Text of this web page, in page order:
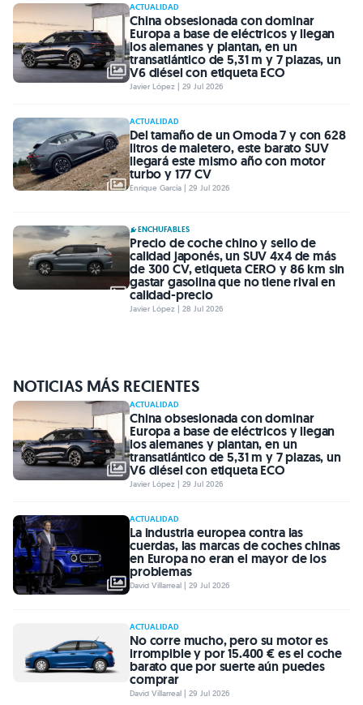
ACTUALIDAD
China obsesionada con dominar
Europa a base de eléctricos y llegan
los alemanes y plantan, en un
transatlántico de 5,31 m y 7 plazas, un
V6 diésel con etiqueta ECO
Javier López | 29 Jul 2026
ACTUALIDAD
Del tamaño de un Omoda 7 y con 628
litros de maletero, este barato SUV
llegará este mismo año con motor
turbo y 177 CV
Enrique García | 29 Jul 2026
ENCHUFABLES
Precio de coche chino y sello de
calidad japonés, un SUV 4x4 de más
de 300 CV, etiqueta CERO y 86 km sin
gastar gasolina que no tiene rival en
calidad-precio
Javier López | 28 Jul 2026
NOTICIAS MÁS RECIENTES
ACTUALIDAD
China obsesionada con dominar
Europa a base de eléctricos y llegan
los alemanes y plantan, en un
transatlántico de 5,31 m y 7 plazas, un
V6 diésel con etiqueta ECO
Javier López | 29 Jul 2026
ACTUALIDAD
La industria europea contra las
cuerdas, las marcas de coches chinas
en Europa no eran el mayor de los
problemas
David Villarreal | 29 Jul 2026
ACTUALIDAD
No corre mucho, pero su motor es
irrompible y por 15.400 € es el coche
barato que por suerte aún puedes
comprar
David Villarreal | 29 Jul 2026